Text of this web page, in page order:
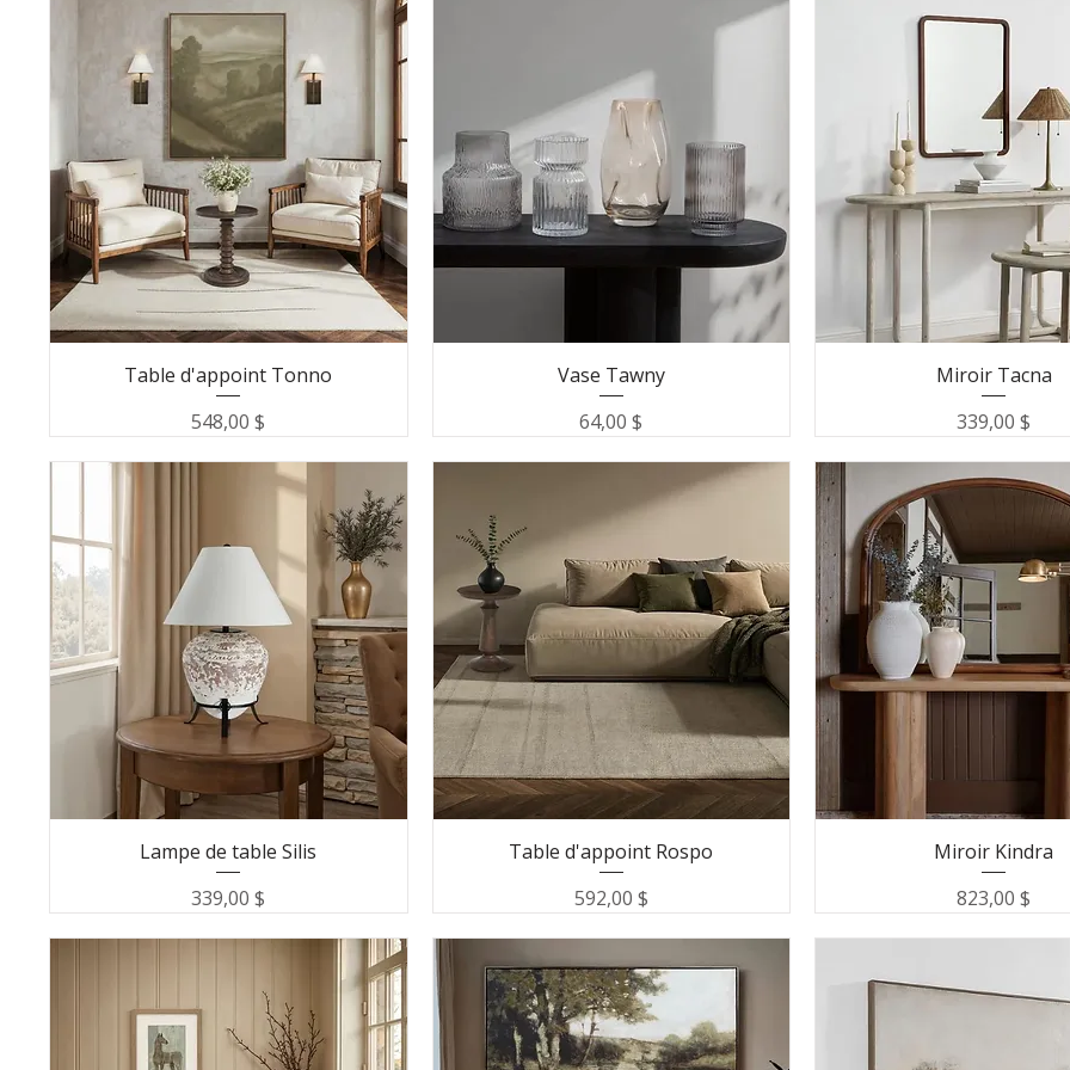
Table d'appoint Tonno
Prix
548,00 $
Vase Tawny
Prix
64,00 $
Miroir Tacna
Prix
339,00 $
Lampe de table Silis
Prix
339,00 $
Table d'appoint Rospo
Prix
592,00 $
Miroir Kindra
Prix
823,00 $